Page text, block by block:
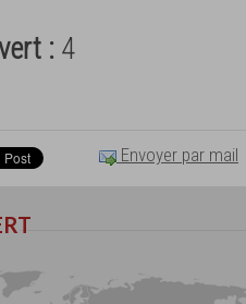
: 4
Envoyer par mail